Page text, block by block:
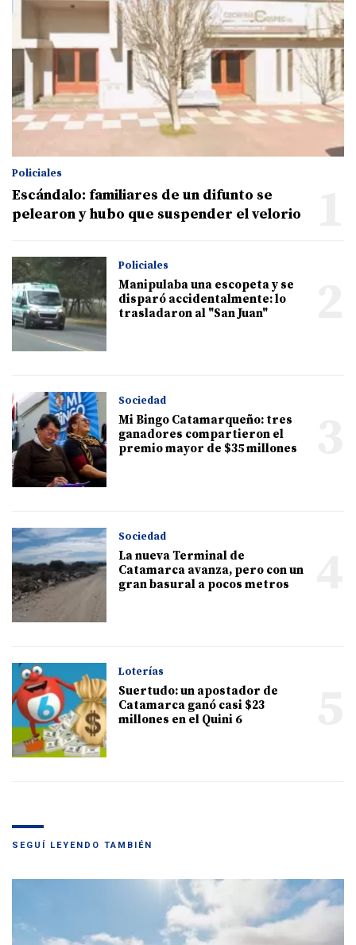
Policiales
Escándalo: familiares de un difunto se
pelearon y hubo que suspender el velorio
Policiales
Manipulaba una escopeta y se
disparó accidentalmente: lo
trasladaron al "San Juan"
Sociedad
Mi Bingo Catamarqueño: tres
ganadores compartieron el
premio mayor de $35 millones
Sociedad
La nueva Terminal de
Catamarca avanza, pero con un
gran basural a pocos metros
Loterías
Suertudo: un apostador de
Catamarca ganó casi $23
millones en el Quini 6
SEGUÍ LEYENDO TAMBIÉN